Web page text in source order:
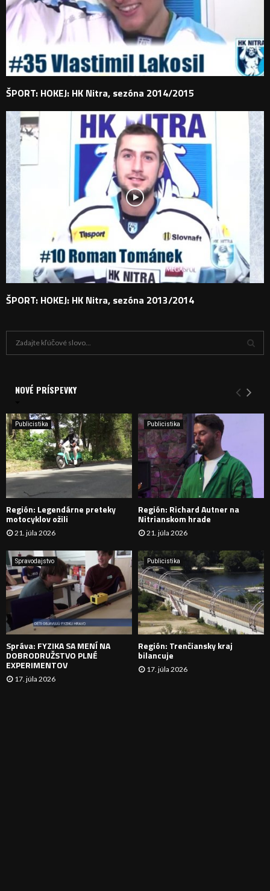
ŠPORT: HOKEJ: HK Nitra, sezóna 2014/2015
ŠPORT: HOKEJ: HK Nitra, sezóna 2013/2014
i
e
:
Y
H
D
A
N
I
E
NOVÉ PRÍSPEVKY
Publicistika
Región: Legendárne preteky
motocyklov ožili
21. júla 2026
Publicistika
Región: Richard Autner na
Nitrianskom hrade
21. júla 2026
Spravodajstvo
Správa: FYZIKA SA MENÍ NA
DOBRODRUŽSTVO PLNÉ
EXPERIMENTOV
17. júla 2026
Publicistika
Región: Trenčiansky kraj
bilancuje
17. júla 2026